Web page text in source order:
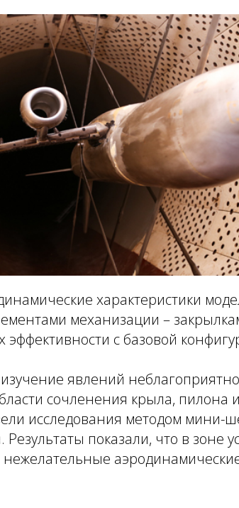
характеристики
механизации –
с базовой
явлений
сочленения крыла, пилона
исследования методом мини-
показали, что в зоне